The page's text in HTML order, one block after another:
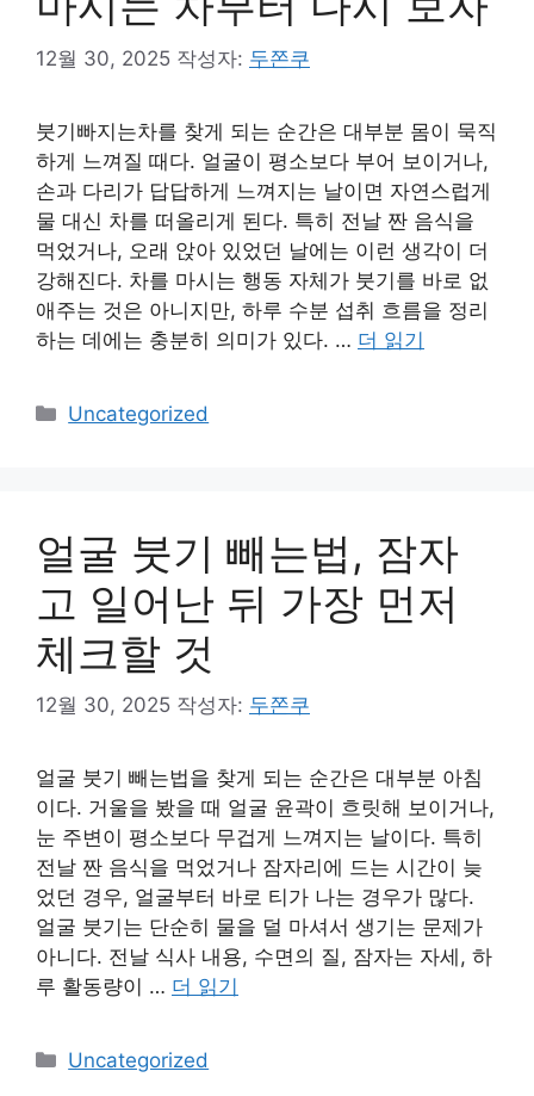
12월 30, 2025 작성자: 두쫀쿠
붓기빠지는차를 찾게 되는 순간은 대부분 몸이 묵직
하게 느껴질 때다. 얼굴이 평소보다 부어 보이거나,
손과 다리가 답답하게 느껴지는 날이면 자연스럽게
물 대신 차를 떠올리게 된다. 특히 전날 짠 음식을
먹었거나, 오래 앉아 있었던 날에는 이런 생각이 더
강해진다. 차를 마시는 행동 자체가 붓기를 바로 없
애주는 것은 아니지만, 하루 수분 섭취 흐름을 정리
하는 데에는 충분히 의미가 있다. … 더 읽기
카
Uncategorized
얼굴 붓기 빼는법, 잠자
고 일어난 뒤 가장 먼저
체크할 것
12월 30, 2025 작성자: 두쫀쿠
얼굴 붓기 빼는법을 찾게 되는 순간은 대부분 아침
이다. 거울을 봤을 때 얼굴 윤곽이 흐릿해 보이거나,
눈 주변이 평소보다 무겁게 느껴지는 날이다. 특히
전날 짠 음식을 먹었거나 잠자리에 드는 시간이 늦
었던 경우, 얼굴부터 바로 티가 나는 경우가 많다.
얼굴 붓기는 단순히 물을 덜 마셔서 생기는 문제가
아니다. 전날 식사 내용, 수면의 질, 잠자는 자세, 하
루 활동량이 … 더 읽기
카
Uncategorized